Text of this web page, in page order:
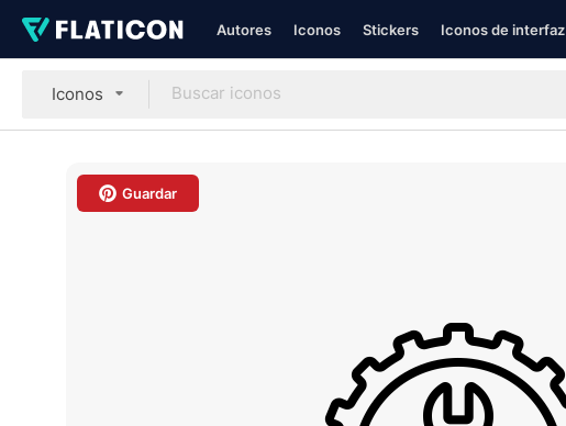
Autores Iconos Stickers Iconos de interfaz
Iconos
Guardar